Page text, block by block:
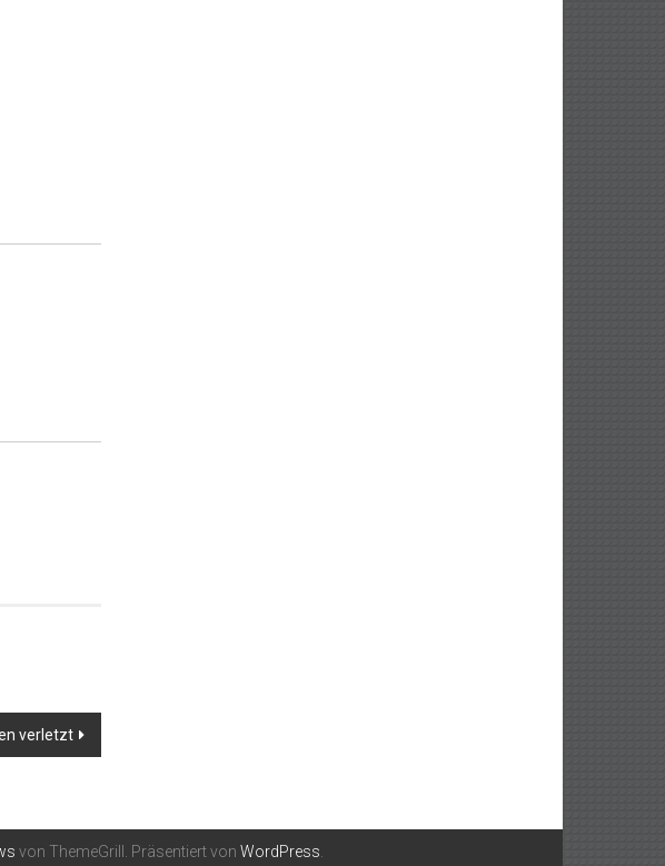
verletzt
von ThemeGrill. Präsentiert von WordPress.